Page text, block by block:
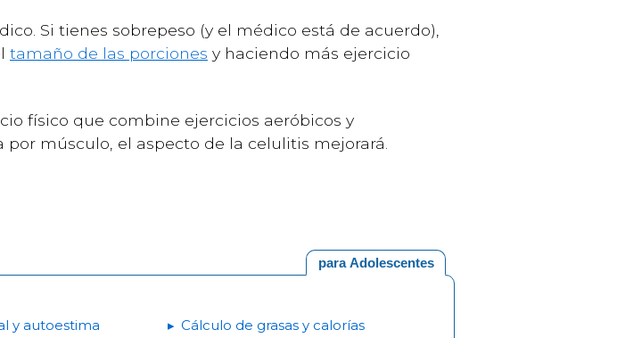
Si tienes sobrepeso (y el médico está de acuerdo),
tamaño de las porciones y haciendo más ejercicio
físico que combine ejercicios aeróbicos y
músculo, el aspecto de la celulitis mejorará.
para Adolescentes
y autoestima Cálculo de grasas y calorías